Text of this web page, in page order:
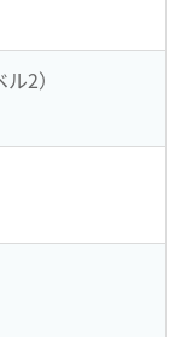
2）